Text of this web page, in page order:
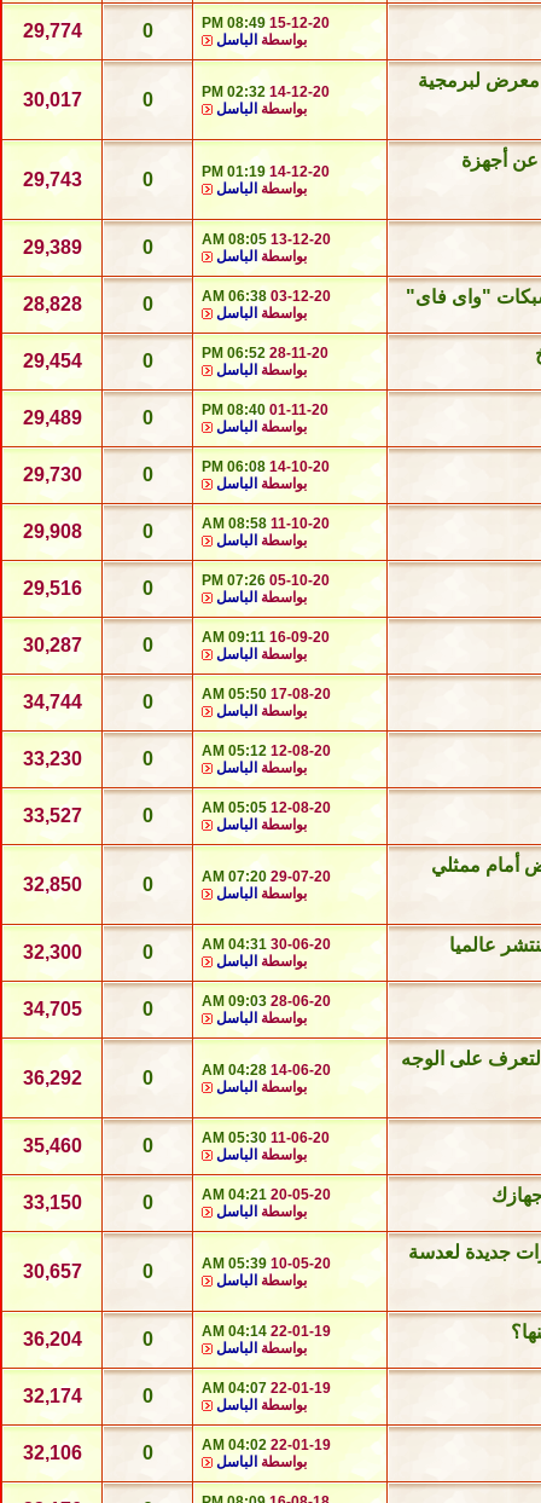
15-12-20
08:49 PM
بواسطة الباسل 0
29,774
لبرمجية
14-12-20
02:32 PM
بواسطة الباسل 0
30,017
عن أجهزة
14-12-20
01:19 PM
بواسطة الباسل 0
29,743
13-12-20
08:05 AM
بواسطة الباسل 0
29,389
شبكات "واى فاى" 03-12-20
06:38 AM
بواسطة الباسل 0
28,828
28-11-20
06:52 PM
بواسطة الباسل 0
29,454
01-11-20
08:40 PM
بواسطة الباسل 0
29,489
14-10-20
06:08 PM
بواسطة الباسل 0
29,730
11-10-20
08:58 AM
بواسطة الباسل 0
29,908
05-10-20
07:26 PM
بواسطة الباسل 0
29,516
16-09-20
09:11 AM
بواسطة الباسل 0
30,287
17-08-20
05:50 AM
بواسطة الباسل 0
34,744
12-08-20
05:12 AM
بواسطة الباسل 0
33,230
12-08-20
05:05 AM
بواسطة الباسل 0
33,527
أمام ممثلي
29-07-20
07:20 AM
بواسطة الباسل 0
32,850
عالميا 30-06-20
04:31 AM
بواسطة الباسل 0
32,300
28-06-20
09:03 AM
بواسطة الباسل 0
34,705
على الوجه
14-06-20
04:28 AM
بواسطة الباسل 0
36,292
11-06-20
05:30 AM
بواسطة الباسل 0
35,460
20-05-20
04:21 AM
بواسطة الباسل 0
33,150
جديدة لعدسة
10-05-20
05:39 AM
بواسطة الباسل 0
30,657
22-01-19
04:14 AM
بواسطة الباسل 0
36,204
22-01-19
04:07 AM
بواسطة الباسل 0
32,174
22-01-19
04:02 AM
بواسطة الباسل 0
32,106